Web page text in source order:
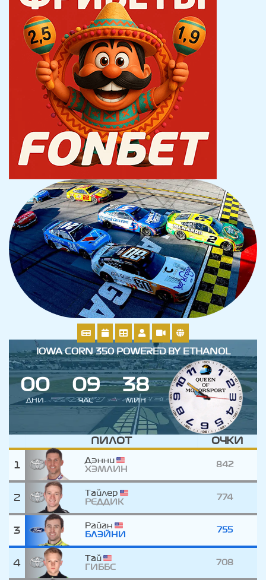
IOWA CORN 350 POWERED BY ETHANOL
00
ДНИ
09
ЧАС
38
МИН
ПИЛОТ ОЧКИ
1
Дэнни
ХЭМЛИН
842
2
Тайлер
РЕДДИК
774
3
Райан
БЛЭЙНИ
755
4
Тай
ГИББС
708